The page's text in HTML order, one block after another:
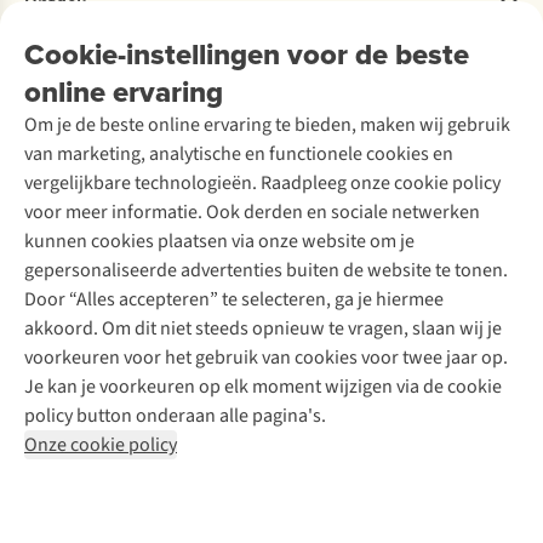
Cookie-instellingen voor de beste
online ervaring
Om je de beste online ervaring te bieden, maken wij gebruik
van marketing, analytische en functionele cookies en
vergelijkbare technologieën. Raadpleeg onze cookie policy
voor meer informatie. Ook derden en sociale netwerken
kunnen cookies plaatsen via onze website om je
gepersonaliseerde advertenties buiten de website te tonen.
Door “Alles accepteren” te selecteren, ga je hiermee
akkoord. Om dit niet steeds opnieuw te vragen, slaan wij je
voorkeuren voor het gebruik van cookies voor twee jaar op.
Je kan je voorkeuren op elk moment wijzigen via de cookie
policy button onderaan alle pagina's.
Onze cookie policy
Garantie
Contact
Over Ayacucho
Onze winkels
Over A.S.Adventure
Toegankelijkheidsverklaring
Ski-onderhoud
Wasservice
Schoenonderhoud
Schoenherstelling
Kledingherstelling
Retouches
Voor bedrijven
A.S.Magazine
Podcast
Explore Academy
Explore Camp
Gear Check
Inspiratie & advies
Meld je aan voor de nieuwsbrief
Follow us
Disclaimer Privacy Policy
Algemene voorwaarden
Cookie Policy